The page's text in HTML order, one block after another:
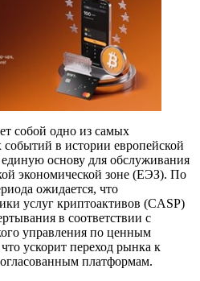
собой одно из самых
в истории европейской
основу для обслуживания
экономической зоне (ЕЭЗ). По
ожидается, что
услуг криптоактивов (CASP)
в соответствии с
управления по ценным
ускорит переход рынка к
платформам.